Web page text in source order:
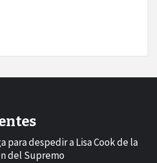
para despedir a Lisa Cook de la
del Supremo